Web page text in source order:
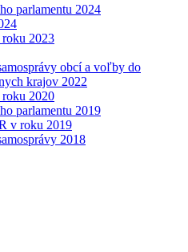
parlamentu 2024
2023
obcí a voľby do
krajov 2022
2020
parlamentu 2019
v roku 2019
2018